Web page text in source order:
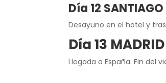
Día 12
Desayuno en el hotel y
Día 13
Llegada a España. Fin del